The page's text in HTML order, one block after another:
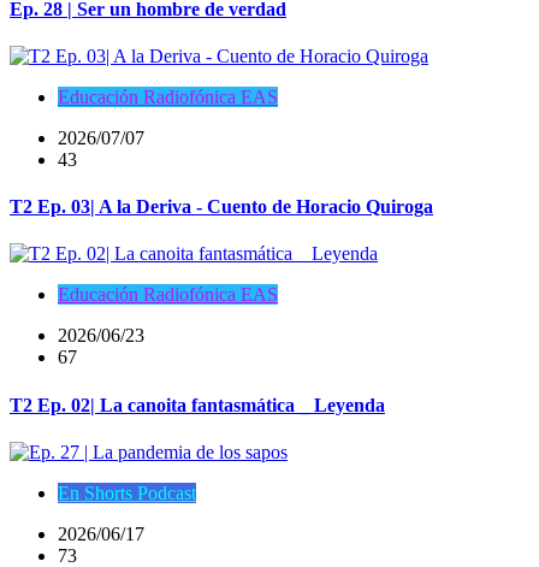
Ep. 28 | Ser un hombre de verdad
Educación Radiofónica EAS
2026/07/07
43
T2 Ep. 03| A la Deriva - Cuento de Horacio Quiroga
Educación Radiofónica EAS
2026/06/23
67
T2 Ep. 02| La canoita fantasmática _ Leyenda
En Shorts Podcast
2026/06/17
73